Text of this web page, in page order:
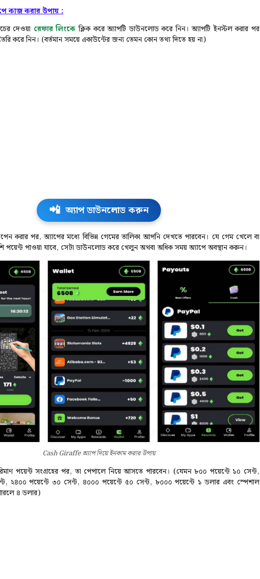
কাজ করার উপায় :
দেওয়া রেফার লিংকে ক্লিক করে অ্যাপটি ডাউনলোড করে নিন।অ্যাপটি ইনস্টল করার পর
করে নিন। (বর্তমান সময়ে একাউন্টের জন্য তেমন কোন তথ্য দিতে হয় না)
📲 অ্যাপ ডাউনলোড করুন
করার পর, অ্যাপের মধ্যে বিভিন্ন গেমের তালিকা আপনি দেখতে পারবেন। যে গেম খেলে বা
পয়েন্ট পাওয়া যাবে, সেটা ডাউনলোড করে খেলুন অথবা অধিক সময় অ্যাপে অবস্থান করুন।
Cash Giraffe অ্যাপ দিয়ে ইনকাম করার উপায়
পয়েন্ট সংগ্রহের পর, তা পেপালে নিয়ে আসতে পারবেন। (যেমন ৮০০ পয়েন্টে ১০ সেন্ট,
২৪০০ পয়েন্টে ৩০ সেন্ট, ৪০০০ পয়েন্টে ৫০ সেন্ট, ৮০০০ পয়েন্টে ১ ডলার এবং স্পেশাল
৪ ডলার)